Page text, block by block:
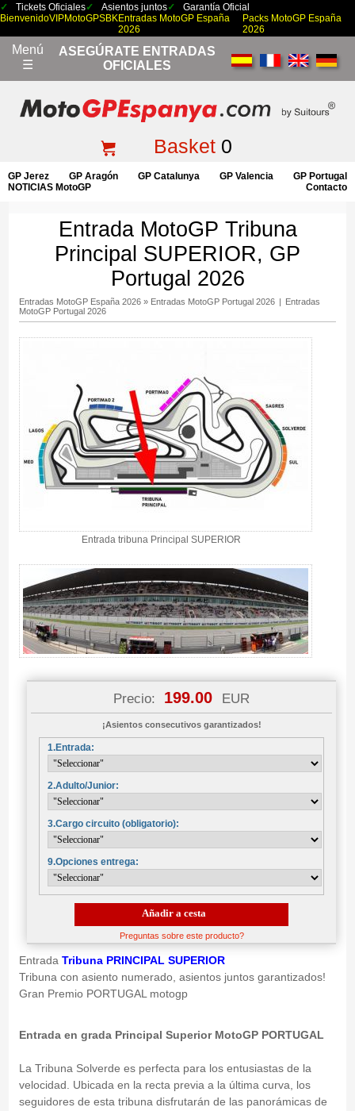
Tickets Oficiales Asientos juntos
Garantía Oficial
BienvenidoVIPMotoGPSBKEntradas MotoGP España
2026
Packs MotoGP España
2026
Menú
☰
ASEGÚRATE ENTRADAS
OFICIALES
Basket0
GP Jerez GP Aragón GP Catalunya GP Valencia
GP Portugal
NOTICIAS MotoGP
Contacto
Entrada MotoGP Tribuna
Principal SUPERIOR, GP
Portugal 2026
Entradas MotoGP España 2026» Entradas MotoGP Portugal 2026 | Entradas
MotoGP Portugal 2026
Entrada tribuna Principal SUPERIOR
Precio: 199.00 EUR
¡Asientos consecutivos garantizados!
1.Entrada:
2.Adulto/Junior:
3.Cargo circuito (obligatorio):
9.Opciones entrega:
Preguntas sobre este producto?
Entrada Tribuna PRINCIPAL SUPERIOR
Tribuna con asiento numerado, asientos juntos garantizados!
Gran Premio PORTUGAL motogp
Entrada en grada Principal Superior MotoGP PORTUGAL
La Tribuna Solverde es perfecta para los entusiastas de la
velocidad. Ubicada en la recta previa a la última curva, los
seguidores de esta tribuna disfrutarán de las panorámicas de